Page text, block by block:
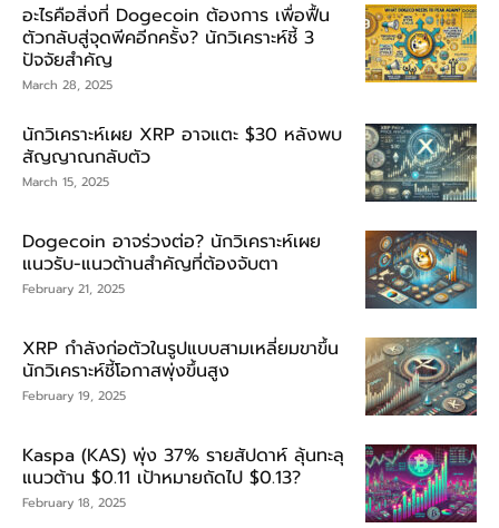
อะไรคือสิ่งที่ Dogecoin ต้องการ เพื่อฟื้น
ตัวกลับสู่จุดพีคอีกครั้ง? นักวิเคราะห์ชี้ 3
ปัจจัยสำคัญ
March 28, 2025
นักวิเคราะห์เผย XRP อาจแตะ $30 หลังพบ
สัญญาณกลับตัว
March 15, 2025
Dogecoin อาจร่วงต่อ? นักวิเคราะห์เผย
แนวรับ-แนวต้านสำคัญที่ต้องจับตา
February 21, 2025
XRP กำลังก่อตัวในรูปแบบสามเหลี่ยมขาขึ้น
นักวิเคราะห์ชี้โอกาสพุ่งขึ้นสูง
February 19, 2025
Kaspa (KAS) พุ่ง 37% รายสัปดาห์ ลุ้นทะลุ
แนวต้าน $0.11 เป้าหมายถัดไป $0.13?
February 18, 2025